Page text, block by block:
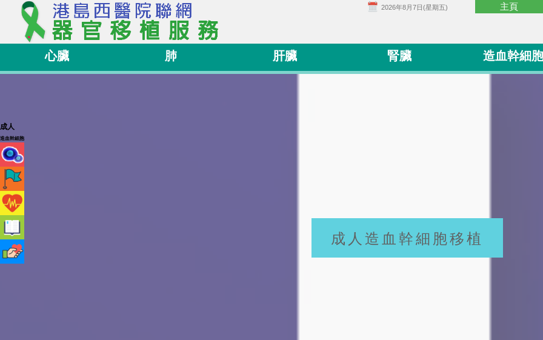
2026年8月7日(星期五) 主頁
心臟 肺 肝臟 腎臟 造血幹細胞
成人
造血幹細胞
成人造血幹細胞移植